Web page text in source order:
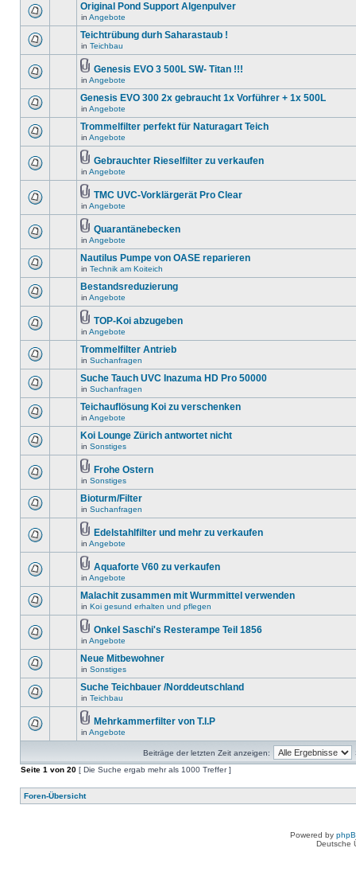
Original Pond Support Algenpulver
in Angebote
Teichtrübung durh Saharastaub !
in Teichbau
Genesis EVO 3 500L SW- Titan !!!
in Angebote
Genesis EVO 300 2x gebraucht 1x Vorführer + 1x 500L
in Angebote
Trommelfilter perfekt für Naturagart Teich
in Angebote
Gebrauchter Rieselfilter zu verkaufen
in Angebote
TMC UVC-Vorklärgerät Pro Clear
in Angebote
Quarantänebecken
in Angebote
Nautilus Pumpe von OASE reparieren
in Technik am Koiteich
Bestandsreduzierung
in Angebote
TOP-Koi abzugeben
in Angebote
Trommelfilter Antrieb
in Suchanfragen
Suche Tauch UVC Inazuma HD Pro 50000
in Suchanfragen
Teichauflösung Koi zu verschenken
in Angebote
Koi Lounge Zürich antwortet nicht
in Sonstiges
Frohe Ostern
in Sonstiges
Bioturm/Filter
in Suchanfragen
Edelstahlfilter und mehr zu verkaufen
in Angebote
Aquaforte V60 zu verkaufen
in Angebote
Malachit zusammen mit Wurmmittel verwenden
in Koi gesund erhalten und pflegen
Onkel Saschi's Resterampe Teil 1856
in Angebote
Neue Mitbewohner
in Sonstiges
Suche Teichbauer /Norddeutschland
in Teichbau
Mehrkammerfilter von T.I.P
in Angebote
Beiträge der letzten Zeit anzeigen:
Seite 1 von 20 [ Die Suche ergab mehr als 1000 Treffer ]
Foren-Übersicht
Powered by
Deutsche